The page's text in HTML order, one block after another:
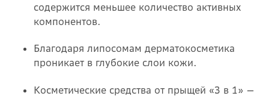
содержится меньшее количество активных
компонентов.
Благодаря липосомам дерматокосметика
проникает в глубокие слои кожи.
Косметические средства от прыщей «3 в 1» —